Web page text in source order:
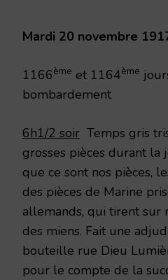
Mardi 20 novembre
1166ème et 1164ème
bombardement
6h1/2 soir Temps gris
grosses pièces durant la
que ce sont nos pièces,
des pièces de Marine
allemands, qui tirent sur
des miens. Fait une
bouteille rue Dieu
pour le compte de la